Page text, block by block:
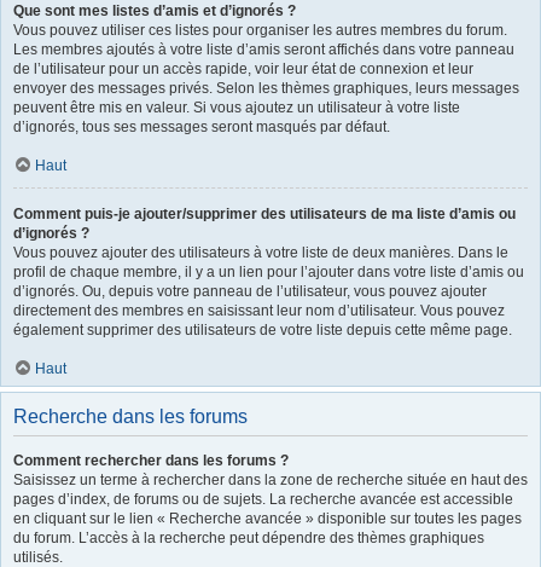
Que sont mes listes d’amis et d’ignorés ?
Vous pouvez utiliser ces listes pour organiser les autres membres du forum.
Les membres ajoutés à votre liste d’amis seront affichés dans votre panneau
de l’utilisateur pour un accès rapide, voir leur état de connexion et leur
envoyer des messages privés. Selon les thèmes graphiques, leurs messages
peuvent être mis en valeur. Si vous ajoutez un utilisateur à votre liste
d’ignorés, tous ses messages seront masqués par défaut.
Haut
Comment puis-je ajouter/supprimer des utilisateurs de ma liste d’amis ou
d’ignorés ?
Vous pouvez ajouter des utilisateurs à votre liste de deux manières. Dans le
profil de chaque membre, il y a un lien pour l’ajouter dans votre liste d’amis ou
d’ignorés. Ou, depuis votre panneau de l’utilisateur, vous pouvez ajouter
directement des membres en saisissant leur nom d’utilisateur. Vous pouvez
également supprimer des utilisateurs de votre liste depuis cette même page.
Haut
Recherche dans les forums
Comment rechercher dans les forums ?
Saisissez un terme à rechercher dans la zone de recherche située en haut des
pages d’index, de forums ou de sujets. La recherche avancée est accessible
en cliquant sur le lien « Recherche avancée » disponible sur toutes les pages
du forum. L’accès à la recherche peut dépendre des thèmes graphiques
utilisés.